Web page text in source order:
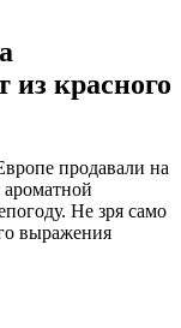
из красного
продавали на
Не зря само
выражения